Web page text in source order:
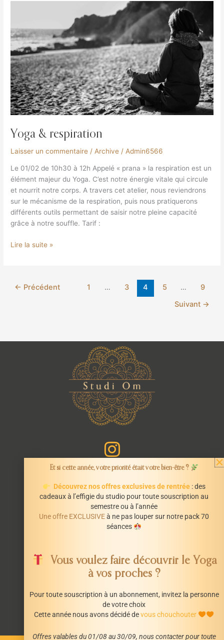
Yoga & respiration
Laisser un commentaire / Archive / Admin6566
Le 01/02 de 10h30 à 12h Appelé « prana » la respiration est un
élément majeur du Yoga. C’est notre énergie vitale qui circule
et nourrit notre corps. A travers cet atelier, nous reviendrons
sur le mécanisme de la respiration, puis nous pratiquerons
différents outils permettant de saisir notre pleine capacité
grâce à notre souffle. Tarif :
respiration
Lire la suite »
← Précédent 1 … 3 4 5 …
9
Suivant →
INFORMATIONS
Mentions légales
STUDI’OM
66 Avenue de La République
44600 Saint-Nazaire
studiom.saintnazaire@gmail.com
0685154279
Et si cette année, votre priorité était votre bien-être ?
Découvrez nos offres exclusives de rentrée: des
cadeaux à l’effigie du studio pour toute souscription au
semestre ou à l’année
Une offre EXCLUSIVEà ne pas louper sur notre pack 70
séances
Vous voulez faire découvrir le Yoga
à vos proches ?
Pour toute souscription à un abonnement, invitez la personne
de votre choix
Cette année nous avons décidé devous chouchouter
Offres valables du 01/08 au 30/09, nous contacter pour toute